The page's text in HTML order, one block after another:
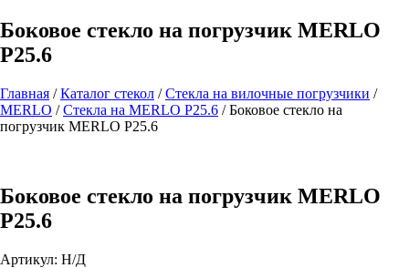
Боковое стекло на погрузчик MERLO
P25.6
Главная /Каталог стекол /Стекла на вилочные погрузчики /
MERLO /Стекла на MERLO P25.6 /Боковое стекло на
погрузчик MERLO P25.6
Боковое стекло на погрузчик MERLO
P25.6
Артикул: Н/Д